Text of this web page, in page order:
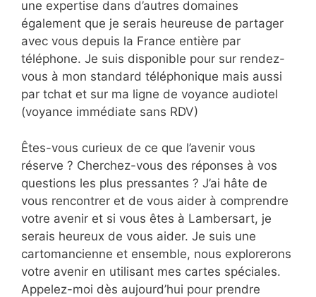
une expertise dans d’autres domaines
également que je serais heureuse de partager
avec vous depuis la France entière par
téléphone. Je suis disponible pour sur rendez-
vous à mon standard téléphonique mais aussi
par tchat et sur ma ligne de voyance audiotel
(voyance immédiate sans RDV)
Êtes-vous curieux de ce que l’avenir vous
réserve ? Cherchez-vous des réponses à vos
questions les plus pressantes ? J’ai hâte de
vous rencontrer et de vous aider à comprendre
votre avenir et si vous êtes à Lambersart, je
serais heureux de vous aider. Je suis une
cartomancienne et ensemble, nous explorerons
votre avenir en utilisant mes cartes spéciales.
Appelez-moi dès aujourd’hui pour prendre